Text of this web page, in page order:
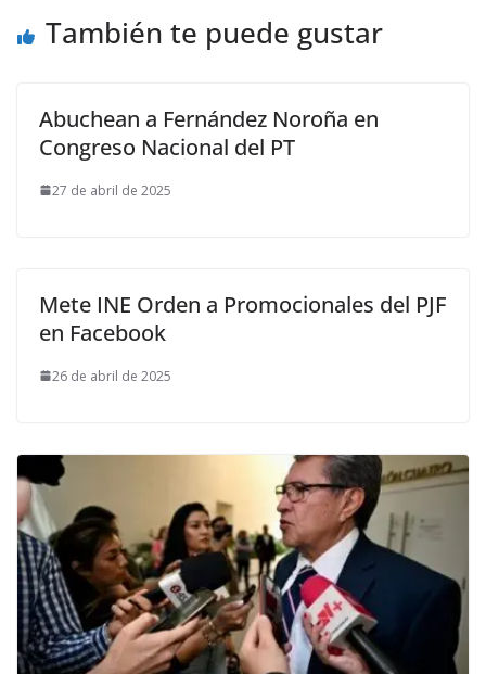
También te puede gustar
Abuchean a Fernández Noroña en
Congreso Nacional del PT
27 de abril de 2025
Mete INE Orden a Promocionales del PJF
en Facebook
26 de abril de 2025